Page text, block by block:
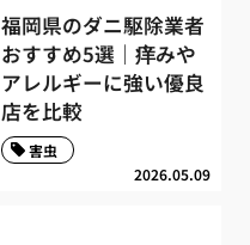
福岡県のダニ駆除業者
おすすめ5選｜痒みや
アレルギーに強い優良
店を比較
2026.05.09
害虫